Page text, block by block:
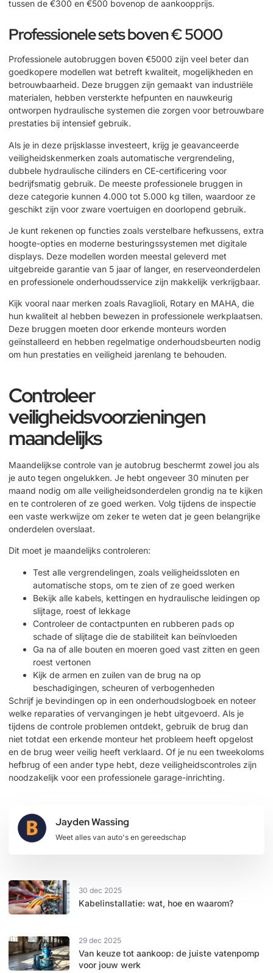
tussen de €300 en €500 bovenop de aankoopprijs.
Professionele sets boven € 5000
Professionele autobruggen boven €5000 zijn veel beter dan
goedkopere modellen wat betreft kwaliteit, mogelijkheden en
betrouwbaarheid. Deze bruggen zijn gemaakt van industriële
materialen, hebben versterkte hefpunten en nauwkeurig
ontworpen hydraulische systemen die zorgen voor betrouwbare
prestaties bij intensief gebruik.
Als je in deze prijsklasse investeert, krijg je geavanceerde
veiligheidskenmerken zoals automatische vergrendeling,
dubbele hydraulische cilinders en CE-certificering voor
bedrijfsmatig gebruik. De meeste professionele bruggen in
deze categorie kunnen 4.000 tot 5.000 kg tillen, waardoor ze
geschikt zijn voor zware voertuigen en doorlopend gebruik.
Je kunt rekenen op functies zoals verstelbare hefkussens, extra
hoogte-opties en moderne besturingssystemen met digitale
displays. Deze modellen worden meestal geleverd met
uitgebreide garantie van 5 jaar of langer, en reserveonderdelen
en professionele onderhoudsservice zijn makkelijk verkrijgbaar.
Kijk vooral naar merken zoals Ravaglioli, Rotary en MAHA, die
hun kwaliteit al hebben bewezen in professionele werkplaatsen.
Deze bruggen moeten door erkende monteurs worden
geïnstalleerd en hebben regelmatige onderhoudsbeurten nodig
om hun prestaties en veiligheid jarenlang te behouden.
Controleer
veiligheidsvoorzieningen
maandelijks
Maandelijkse controle van je autobrug beschermt zowel jou als
je auto tegen ongelukken. Je hebt ongeveer 30 minuten per
maand nodig om alle veiligheidsonderdelen grondig na te kijken
en te controleren of ze goed werken. Volg tijdens de inspectie
een vaste werkwijze om zeker te weten dat je geen belangrijke
onderdelen overslaat.
Dit moet je maandelijks controleren:
Test alle vergrendelingen, zoals veiligheidssloten en
automatische stops, om te zien of ze goed werken
Bekijk alle kabels, kettingen en hydraulische leidingen op
slijtage, roest of lekkage
Controleer de contactpunten en rubberen pads op
schade of slijtage die de stabiliteit kan beïnvloeden
Ga na of alle bouten en moeren goed vast zitten en geen
roest vertonen
Kijk de armen en zuilen van de brug na op
beschadigingen, scheuren of verbogenheden
Schrijf je bevindingen op in een onderhoudslogboek en noteer
welke reparaties of vervangingen je hebt uitgevoerd. Als je
tijdens de controle problemen ontdekt, gebruik de brug dan
niet totdat een erkende monteur het probleem heeft opgelost
en de brug weer veilig heeft verklaard. Of je nu een tweekoloms
hefbrug of een ander type hebt, deze veiligheidscontroles zijn
noodzakelijk voor een professionele garage-inrichting.
Jayden Wassing
Weet alles van auto's en gereedschap
30 dec 2025
Kabelinstallatie: wat, hoe en waarom?
29 dec 2025
Van keuze tot aankoop: de juiste vatenpomp
voor jouw werk